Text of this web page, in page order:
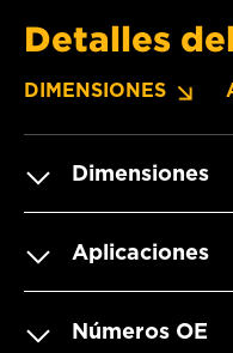
Detalles
DIMENSIONES
Dimensiones
Aplicaciones
Números OE